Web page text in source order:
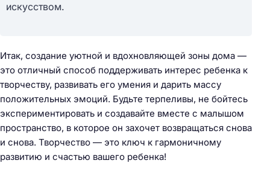
искусством.
Итак, создание уютной и вдохновляющей зоны дома —
это отличный способ поддерживать интерес ребенка к
творчеству, развивать его умения и дарить массу
положительных эмоций. Будьте терпеливы, не бойтесь
экспериментировать и создавайте вместе с малышом
пространство, в которое он захочет возвращаться снова
и снова. Творчество — это ключ к гармоничному
развитию и счастью вашего ребенка!